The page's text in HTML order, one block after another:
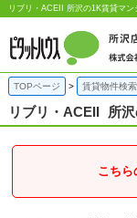
リブリ・ACEII 所沢の1K賃貸マ
TOPページ 賃貸物件検索
リブリ・ACEII 所
こちら